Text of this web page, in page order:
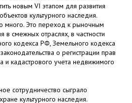
новым VI этапом для развития
культурного наследия.
много. Это переход к рыночным
смежных отраслях, в частности
кодекса РФ, Земельного кодекса
о регистрации прав
кадастрового учета недвижимого
сотрудничество сыграло
культурного наследия.